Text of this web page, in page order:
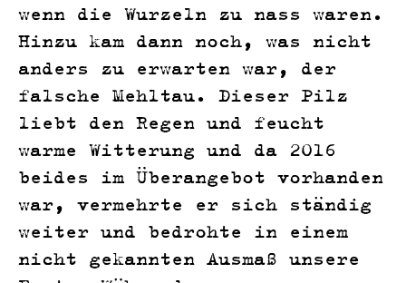
wenn die Wurzeln zu nass waren.
Hinzu kam dann noch, was nicht
anders zu erwarten war, der
falsche Mehltau. Dieser Pilz
liebt den Regen und feucht
warme Witterung und da 2016
beides im Überangebot vorhanden
war, vermehrte er sich ständig
weiter und bedrohte in einem
nicht gekannten Ausmaß unsere